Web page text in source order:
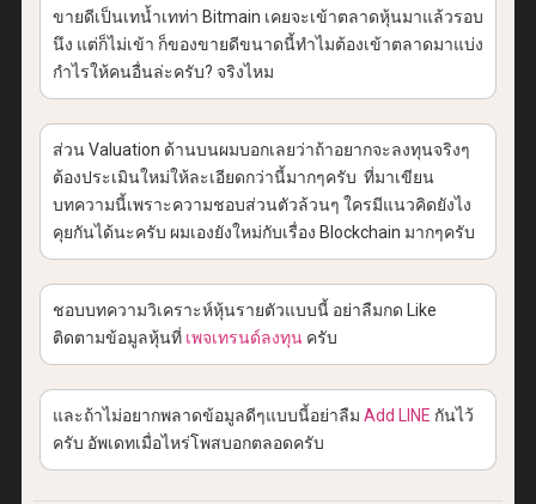
ขายดีเป็นเทน้ำเทท่า Bitmain เคยจะเข้าตลาดหุ้นมาแล้วรอบ
นึง แต่ก็ไม่เข้า ก็ของขายดีขนาดนี้ทำไมต้องเข้าตลาดมาแบ่ง
กำไรให้คนอื่นล่ะครับ? จริงไหม
ส่วน Valuation ด้านบนผมบอกเลยว่าถ้าอยากจะลงทุนจริงๆ
ต้องประเมินใหม่ให้ละเอียดกว่านี้มากๆครับ ที่มาเขียน
บทความนี้เพราะความชอบส่วนตัวล้วนๆ ใครมีแนวคิดยังไง
คุยกันได้นะครับ ผมเองยังใหม่กับเรื่อง Blockchain มากๆครับ
ชอบบทความวิเคราะห์หุ้นรายตัวแบบนี้ อย่าลืมกด Like
ติดตามข้อมูลหุ้นที่ เพจเทรนด์ลงทุนครับ
และถ้าไม่อยากพลาดข้อมูลดีๆแบบนี้อย่าลืม Add LINE กันไว้
ครับ อัพเดทเมื่อไหร่โพสบอกตลอดครับ